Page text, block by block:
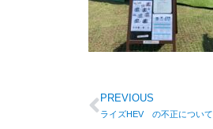
PREVIOUS
ライズHEV の不正について